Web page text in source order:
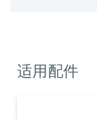
适用配件